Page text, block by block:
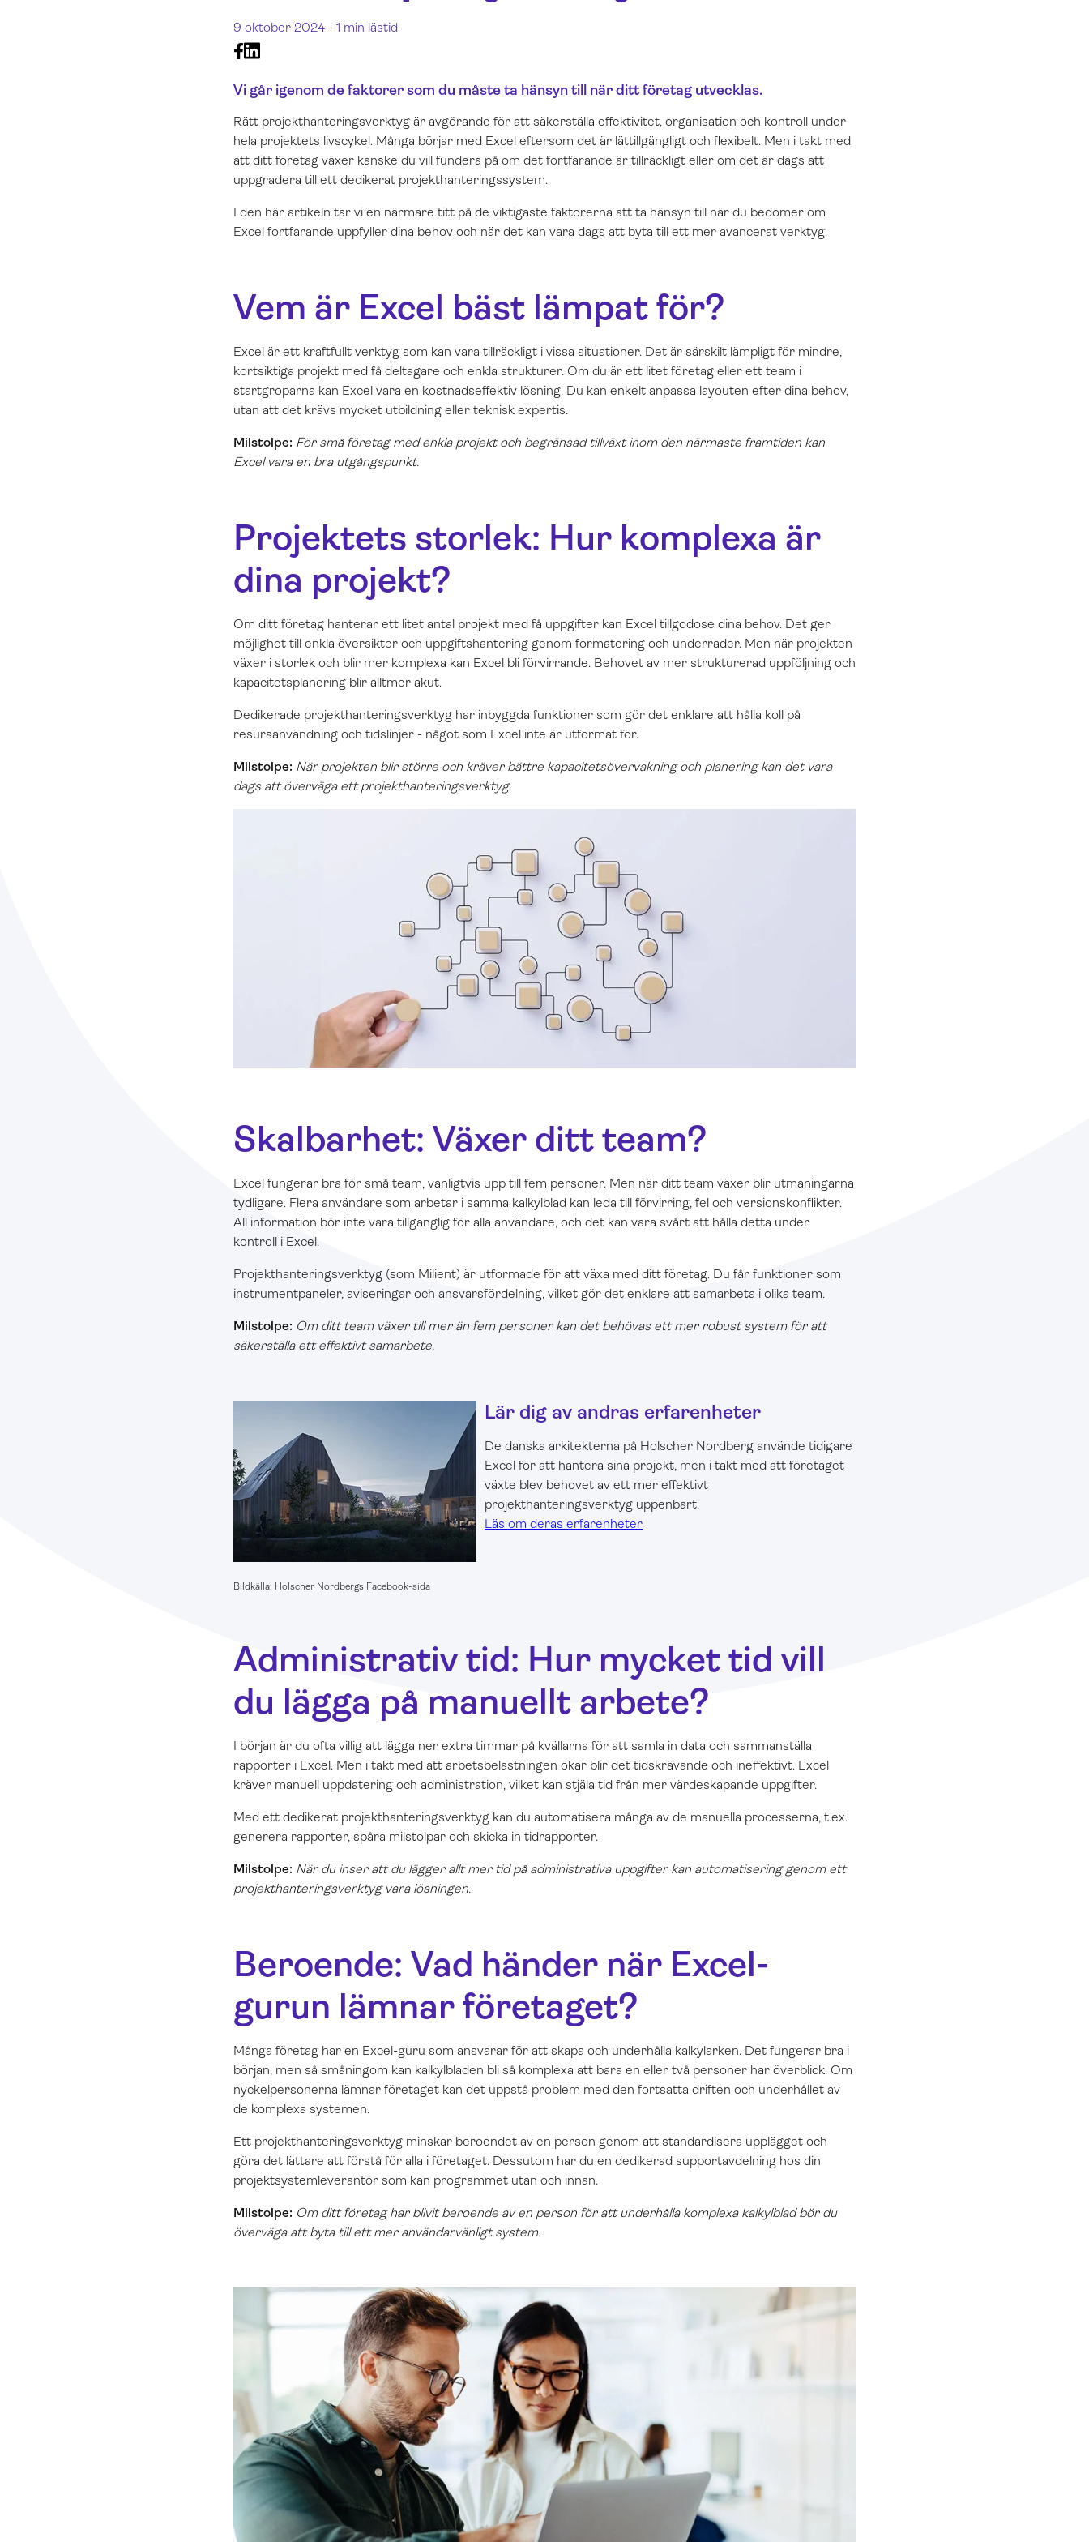
9 oktober 2024 - 1 min lästid
Vi går igenom de faktorer som du måste ta hänsyn till när ditt företag utvecklas.
Rätt projekthanteringsverktyg är avgörande för att säkerställa effektivitet, organisation och kontroll under
hela projektets livscykel. Många börjar med Excel eftersom det är lättillgängligt och flexibelt. Men i takt med
att ditt företag växer kanske du vill fundera på om det fortfarande är tillräckligt eller om det är dags att
uppgradera till ett dedikerat projekthanteringssystem.
I den här artikeln tar vi en närmare titt på de viktigaste faktorerna att ta hänsyn till när du bedömer om
Excel fortfarande uppfyller dina behov och när det kan vara dags att byta till ett mer avancerat verktyg.
Vem är Excel bäst lämpat för?
Excel är ett kraftfullt verktyg som kan vara tillräckligt i vissa situationer. Det är särskilt lämpligt för mindre,
kortsiktiga projekt med få deltagare och enkla strukturer. Om du är ett litet företag eller ett team i
startgroparna kan Excel vara en kostnadseffektiv lösning. Du kan enkelt anpassa layouten efter dina behov,
utan att det krävs mycket utbildning eller teknisk expertis.
Milstolpe: För små företag med enkla projekt och begränsad tillväxt inom den närmaste framtiden kan
Excel vara en bra utgångspunkt.
Projektets storlek: Hur komplexa är
dina projekt?
Om ditt företag hanterar ett litet antal projekt med få uppgifter kan Excel tillgodose dina behov. Det ger
möjlighet till enkla översikter och uppgiftshantering genom formatering och underrader. Men när projekten
växer i storlek och blir mer komplexa kan Excel bli förvirrande. Behovet av mer strukturerad uppföljning och
kapacitetsplanering blir alltmer akut.
Dedikerade projekthanteringsverktyg har inbyggda funktioner som gör det enklare att hålla koll på
resursanvändning och tidslinjer - något som Excel inte är utformat för.
Milstolpe: När projekten blir större och kräver bättre kapacitetsövervakning och planering kan det vara
dags att överväga ett projekthanteringsverktyg.
Skalbarhet: Växer ditt team?
Excel fungerar bra för små team, vanligtvis upp till fem personer. Men när ditt team växer blir utmaningarna
tydligare. Flera användare som arbetar i samma kalkylblad kan leda till förvirring, fel och versionskonflikter.
All information bör inte vara tillgänglig för alla användare, och det kan vara svårt att hålla detta under
kontroll i Excel.
Projekthanteringsverktyg (som Milient) är utformade för att växa med ditt företag. Du får funktioner som
instrumentpaneler, aviseringar och ansvarsfördelning, vilket gör det enklare att samarbeta i olika team.
Milstolpe: Om ditt team växer till mer än fem personer kan det behövas ett mer robust system för att
säkerställa ett effektivt samarbete.
Lär dig av andras erfarenheter
De danska arkitekterna på Holscher Nordberg använde tidigare
Excel för att hantera sina projekt, men i takt med att företaget
växte blev behovet av ett mer effektivt
projekthanteringsverktyg uppenbart.
Läs om deras erfarenheter
Bildkälla: Holscher Nordbergs Facebook-sida
Administrativ tid: Hur mycket tid vill
du lägga på manuellt arbete?
I början är du ofta villig att lägga ner extra timmar på kvällarna för att samla in data och sammanställa
rapporter i Excel. Men i takt med att arbetsbelastningen ökar blir det tidskrävande och ineffektivt. Excel
kräver manuell uppdatering och administration, vilket kan stjäla tid från mer värdeskapande uppgifter.
Med ett dedikerat projekthanteringsverktyg kan du automatisera många av de manuella processerna, t.ex.
generera rapporter, spåra milstolpar och skicka in tidrapporter.
Milstolpe: När du inser att du lägger allt mer tid på administrativa uppgifter kan automatisering genom ett
projekthanteringsverktyg vara lösningen.
Beroende: Vad händer när Excel-
gurun lämnar företaget?
Många företag har en Excel-guru som ansvarar för att skapa och underhålla kalkylarken. Det fungerar bra i
början, men så småningom kan kalkylbladen bli så komplexa att bara en eller två personer har överblick. Om
nyckelpersonerna lämnar företaget kan det uppstå problem med den fortsatta driften och underhållet av
de komplexa systemen.
Ett projekthanteringsverktyg minskar beroendet av en person genom att standardisera upplägget och
göra det lättare att förstå för alla i företaget. Dessutom har du en dedikerad supportavdelning hos din
projektsystemleverantör som kan programmet utan och innan.
Milstolpe: Om ditt företag har blivit beroende av en person för att underhålla komplexa kalkylblad bör du
överväga att byta till ett mer användarvänligt system.